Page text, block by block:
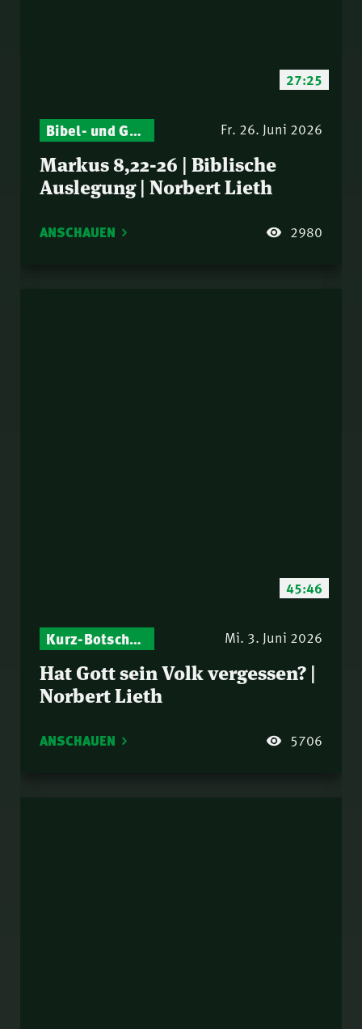
27:25
Bibel- und Gebetsstunde – Jeden Donnerstag neu: Vers-für-Vers-Auslegungen Fr. 26. Juni 2026
Markus 8,22-26 | Biblische
Auslegung | Norbert Lieth
ANSCHAUEN 2980
45:46
Israel – Biblische Perspektiven & aktuelle Einordnungen
Kurz-Botschaften – Biblische Impulse mit Zukunft im Blick Mi. 3. Juni 2026
Hat Gott sein Volk vergessen? |
Norbert Lieth
ANSCHAUEN 5706